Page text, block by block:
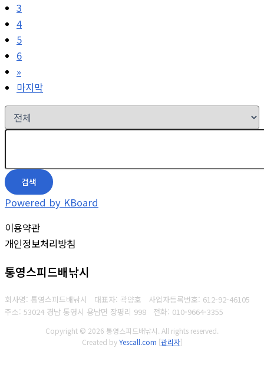
3
4
5
6
»
마지막
검색
Powered by KBoard
이용약관
개인정보처리방침
통영스피드배낚시
회사명: 통영스피드배낚시 대표자: 곽양호 사업자등록번호: 612-92-46105
주소: 53024 경남 통영시 용남면 장평리 998 전화: 010-9664-3355
Copyright © 2026 통영스피드배낚시. All rights reserved.
Created byYescall.com [관리자]